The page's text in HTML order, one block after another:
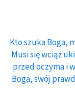
Kto szuka Boga,
Musi się wciąż
przed oczyma i
Boga, swój